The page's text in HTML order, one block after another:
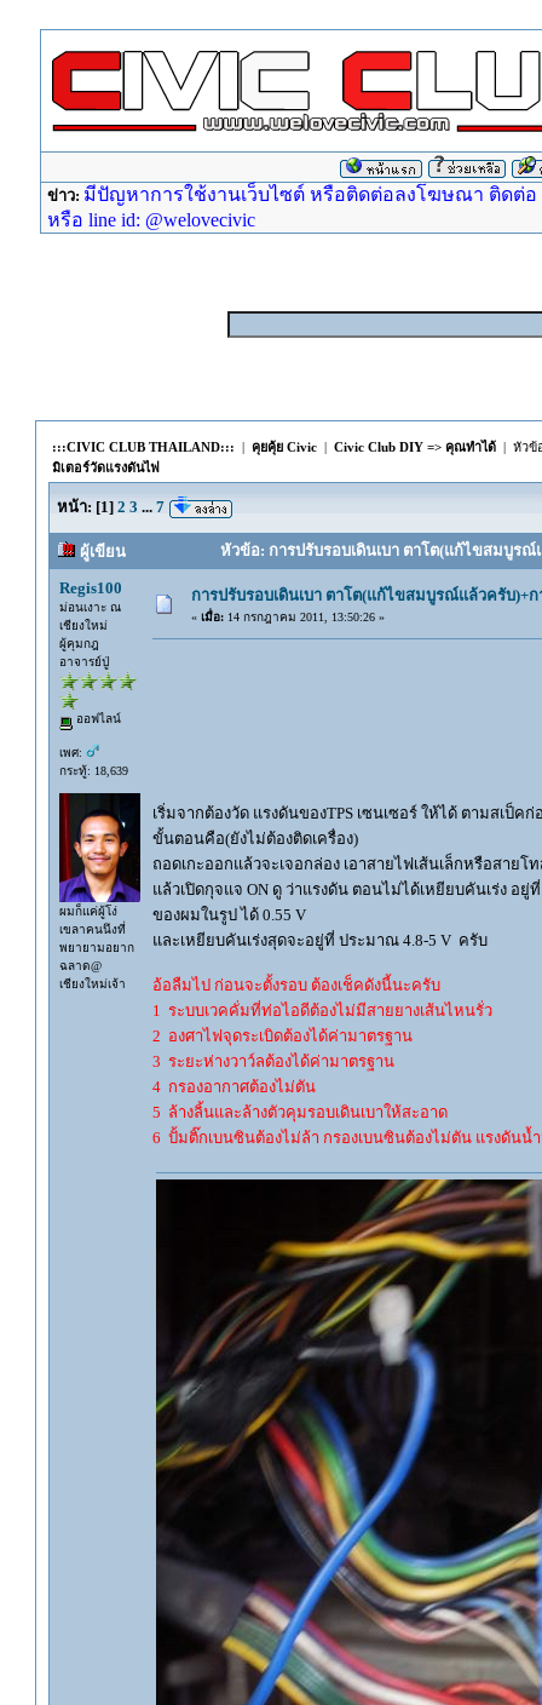
ข่าว: มีปัญหาการใช้งานเว็บไซต์ หรือติดต่อลงโฆษณา ติดต่อ
หรือ line id: @welovecivic
:::CIVIC CLUB THAILAND::: | คุยคุ้ย Civic| Civic Club DIY => คุณทำได้| หัวข้
มิเตอร์วัดแรงดันไฟ
หน้า: [1] 2 3 ... 7
ผู้เขียน หัวข้อ: การปรับรอบเดินเบา ตาโต(แก้ไขสมบูรณ์
Regis100
ม่อนเงาะ ณ
เชียงใหม่
ผู้คุมกฎ
อาจารย์ปู่
ออฟไลน์
เพศ:
กระทู้: 18,639
ผมก็แค่ผู้โง่
เขลาคนนึงที่
พยายามอยาก
ฉลาด@
เชียงใหม่เจ้า
การปรับรอบเดินเบา ตาโต(แก้ไขสมบูรณ์แล้วครับ)+
« เมื่อ:14 กรกฎาคม 2011, 13:50:26 »
เริ่มจากต้องวัด แรงดันของTPS เซนเซอร์ ให้ได้ ตามสเป็คก่
ขั้นตอนคือ(ยังไม่ต้องติดเครื่อง)
ถอดเกะออกแล้วจะเจอกล่อง เอาสายไฟเส้นเล็กหรือสาย
แล้วเปิดกุจแจ ON ดู ว่าแรงดัน ตอนไม่ได้เหยียบคันเร่ง อ
ของผมในรูป ได้ 0.55 V
และเหยียบคันเร่งสุดจะอยู่ที่ ประมาณ 4.8-5 V ครับ
อ้อลืมไป ก่อนจะตั้งรอบ ต้องเช็คดังนี้นะครับ
1 ระบบเวคคั่มที่ท่อไอดีต้องไม่มีสายยางเส้นไหนรั่ว
2 องศาไฟจุดระเบิดต้องได้ค่ามาตรฐาน
3 ระยะห่างวาว์ลต้องได้ค่ามาตรฐาน
4 กรองอากาศต้องไม่ตัน
5 ล้างลิ้นและล้างตัวคุมรอบเดินเบาให้สะอาด
6 ปั้มติ๊กเบนซินต้องไม่ล้า กรองเบนซินต้องไม่ตัน แรงดันน้